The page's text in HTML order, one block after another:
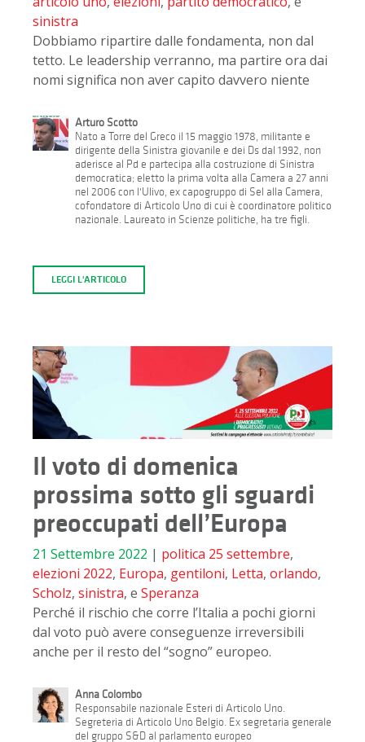
sinistra
Dobbiamo ripartire dalle fondamenta, non dal
tetto. Le leadership verranno, ma partire ora dai
nomi significa non aver capito davvero niente
Arturo Scotto
Nato a Torre del Greco il 15 maggio 1978, militante e
dirigente della Sinistra giovanile e dei Ds dal 1992, non
aderisce al Pd e partecipa alla costruzione di Sinistra
democratica; eletto la prima volta alla Camera a 27 anni
nel 2006 con l'Ulivo, ex capogruppo di Sel alla Camera,
cofondatore di Articolo Uno di cui è coordinatore politico
nazionale. Laureato in Scienze politiche, ha tre figli.
LEGGI L'ARTICOLO
Il voto di domenica
prossima sotto gli sguardi
preoccupati dell’Europa
21 Settembre 2022 | politica 25 settembre,
elezioni 2022, Europa, gentiloni, Letta, orlando,
Scholz, sinistra, e Speranza
Perché il rischio che corre l’Italia a pochi giorni
dal voto può avere conseguenze irreversibili
anche per il resto del “sogno” europeo.
Anna Colombo
Responsabile nazionale Esteri di Articolo Uno.
Segreteria di Articolo Uno Belgio. Ex segretaria generale
del gruppo S&D al parlamento europeo